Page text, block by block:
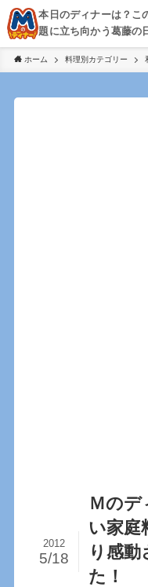
本日のディナーは？こ
題に立ち向かう葛藤の
阪・京都・神戸を中心
歩き、飲み歩きを綴る
ホーム 料理別カテゴリー
Ｍの
い家庭
り感
た！
2012
5/18